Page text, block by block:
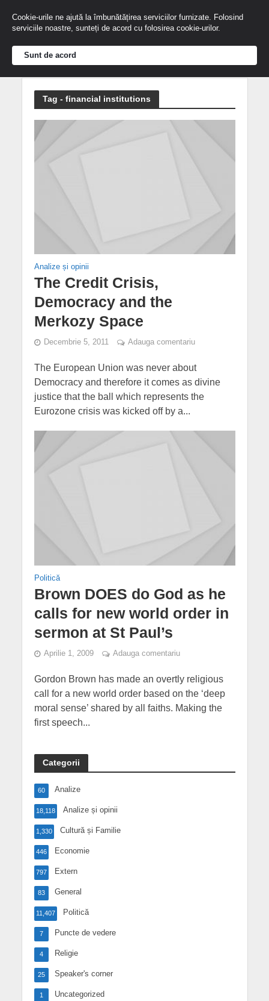
Tag - financial institutions
Analize și opinii
The Credit Crisis,
Democracy and the
Merkozy Space
Decembrie 5, 2011 Adauga comentariu
The European Union was never about
Democracy and therefore it comes as divine
justice that the ball which represents the
Eurozone crisis was kicked off by a...
Politică
Brown DOES do God as he
calls for new world order in
sermon at St Paul’s
Aprilie 1, 2009 Adauga comentariu
Gordon Brown has made an overtly religious
call for a new world order based on the ‘deep
moral sense’ shared by all faiths. Making the
first speech...
Categorii
Analize
60
Analize și opinii
18,118
Cultură și Familie
1,330
Economie
446
Extern
797
General
83
Politică
11,407
Puncte de vedere
7
Religie
4
Speaker's corner
25
Uncategorized
1
Cookie-urile ne ajută la îmbunătățirea serviciilor furnizate. Folosind
serviciile noastre, sunteți de acord cu folosirea cookie-urilor.
Sunt de acord